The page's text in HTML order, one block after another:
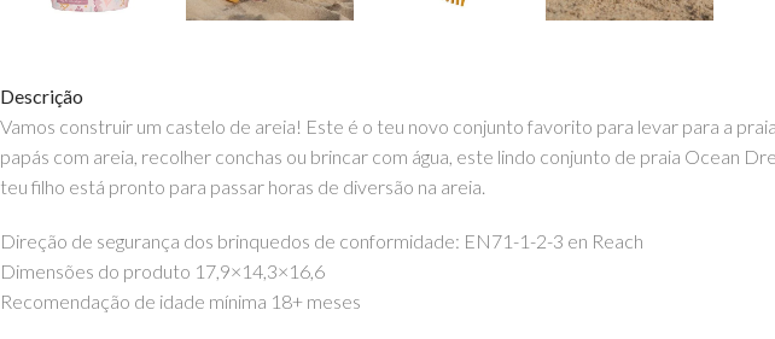
Descrição
Vamos construir um castelo de areia! Este é o teu novo conjunto favorito para levar para a
papás com areia, recolher conchas ou brincar com água, este lindo conjunto de praia Ocean
teu filho está pronto para passar horas de diversão na areia.
Direção de segurança dos brinquedos de conformidade: EN71-1-2-3 en Reach
Dimensões do produto 17,9×14,3×16,6
Recomendação de idade mínima 18+ meses